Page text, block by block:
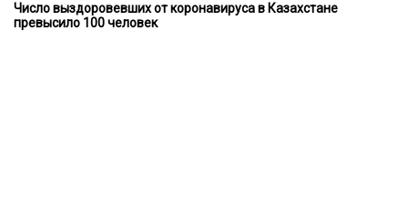
Число выздоровевших от коронавируса в Казахстане
превысило 100 человек